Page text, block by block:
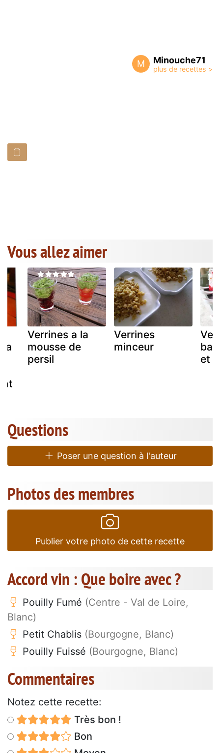
M Minouche71
Vous allez aimer
la
Verrines a la
mousse de
persil
Verrines
minceur
et
Questions
Poser une question à l'auteur
Photos des membres
Publier votre photo de cette recette
Accord vin : Que boire avec ?
Pouilly Fumé (Centre - Val de Loire,
Blanc)
Petit Chablis (Bourgogne, Blanc)
Pouilly Fuissé (Bourgogne, Blanc)
Commentaires
Notez cette recette:
Très bon !
Bon